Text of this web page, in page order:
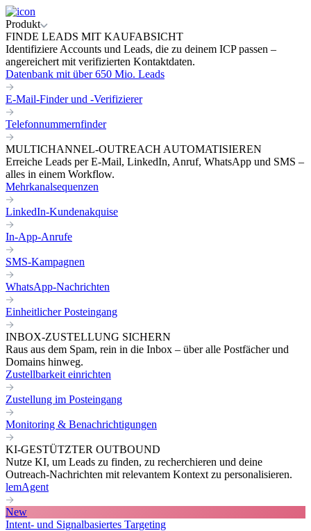
Produkt
FINDE LEADS MIT KAUFABSICHT
Identifiziere Accounts und Leads, die zu deinem ICP passen –
angereichert mit verifizierten Kontaktdaten.
Datenbank mit über 650 Mio. Leads
E-Mail-Finder und -Verifizierer
Telefonnummernfinder
MULTICHANNEL-OUTREACH AUTOMATISIEREN
Erreiche Leads per E-Mail, LinkedIn, Anruf, WhatsApp und SMS –
alles in einem Workflow.
Mehrkanalsequenzen
LinkedIn-Kundenakquise
In-App-Anrufe
SMS-Kampagnen
WhatsApp-Nachrichten
Einheitlicher Posteingang
INBOX-ZUSTELLUNG SICHERN
Raus aus dem Spam, rein in die Inbox – über alle Postfächer und
Domains hinweg.
Zustellbarkeit einrichten
Zustellung im Posteingang
Monitoring & Benachrichtigungen
KI-GESTÜTZTER OUTBOUND
Nutze KI, um Leads zu finden, zu recherchieren und deine
Outreach-Nachrichten mit relevantem Kontext zu personalisieren.
lemAgent
New
Intent- und Signalbasiertes Targeting